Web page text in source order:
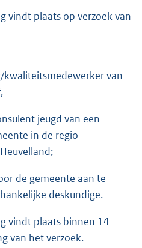
vindt plaats op verzoek van
kwaliteitsmedewerker van
jeugd van een
in de regio
de gemeente aan te
deskundige.
vindt plaats binnen 14
van het verzoek.